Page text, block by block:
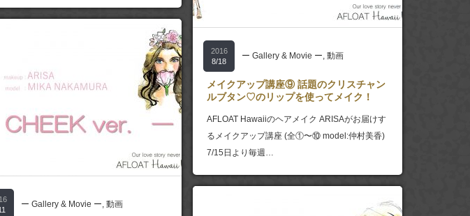
2016
8/18
ー Gallery & Movie ー, 動画
メイクアップ講座⑨ 話題のクリスチャン
ルブタン♡のリップを使ってメイク！
AFLOAT Hawaiiのヘアメイク ARISAがお届けす
るメイクアップ講座 (全①〜⑩ model:仲村美香)
7/15日より毎週…
ー Gallery & Movie ー, 動画